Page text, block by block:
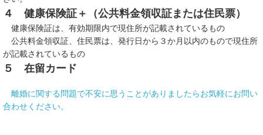
４ 健康保険証＋（公共料金領収証または住民票）
健康保険証は、有効期限内で現住所が記載されているもの
公共料金領収証、住民票は、発行日から３か月以内のもので現住所
が記載されているもの
５ 在留カード
離婚に関する問題で不安に思うことがありましたらお気軽にお問い
合わせください。